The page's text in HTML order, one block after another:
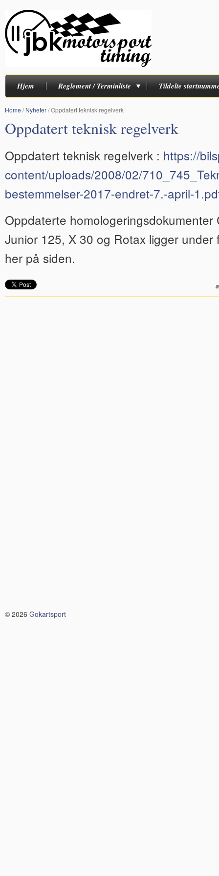
Hjem Reglement / Terminliste Tildelte
Home / Nyheter/Oppdatert teknisk regelverk
Oppdatert teknisk regelverk
Oppdatert teknisk regelverk : https://
content/uploads/2008/02/
bestemmelser-2017-endret-7.-april-
Oppdaterte homologeringsdokumenter
Junior 125, X 30 og Rotax ligger under
her på siden.
© 2026 Gokartsport